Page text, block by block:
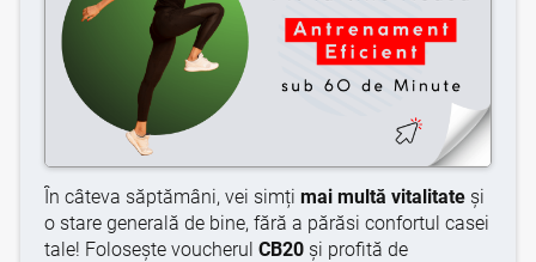
În câteva săptămâni, vei simți mai multă vitalitate și
o stare generală de bine, fără a părăsi confortul casei
tale! Folosește voucherul CB20 și profită de